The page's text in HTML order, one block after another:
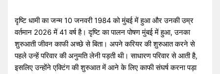
दृष्टि धामी का जन्म 10 जनवरी 1984 को मुंबई में हुआ और उनकी उम्र
वर्तमान 2026 में 41 वर्ष है। दृष्टि का पालन पोषण मुंबई में हुआ, उनका
शुरुआती जीवन काफी अच्छे से बिता। अपने करियर की शुरुआत करने से
पहले उन्हें परिवार की अनुमति लेनी पड़ती थी। साधारण परिवार से आती है,
इसलिए उन्होंने एक्टिंग की शुरुआत में आने के लिए काफी संघर्ष करना पड़ा